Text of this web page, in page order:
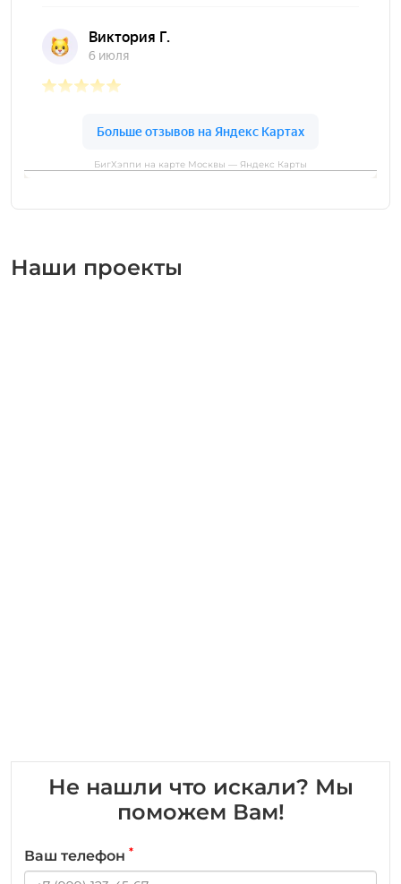
БигХэппи на карте Москвы — Яндекс Карты
Наши проекты
Не нашли что искали? Мы
поможем Вам!
Ваш телефон *